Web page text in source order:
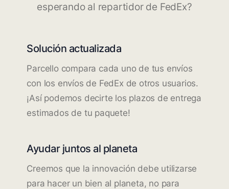
esperando al repartidor de FedEx?
Solución actualizada
Parcello compara cada uno de tus envíos
con los envíos de FedEx de otros usuarios.
¡Así podemos decirte los plazos de entrega
estimados de tu paquete!
Ayudar juntos al planeta
Creemos que la innovación debe utilizarse
para hacer un bien al planeta, no para